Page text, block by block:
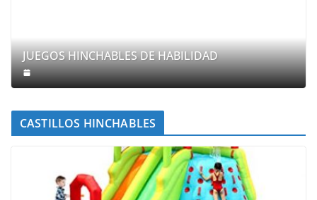
JUEGOS HINCHABLES DE HABILIDAD
CASTILLOS HINCHABLES